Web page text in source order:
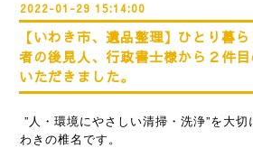
2022-01-29 15:14:00
【いわき市、遺品整理】ひとり暮
者の後見人、行政書士様から２件
いただきました。
”人・環境にやさしい清掃・洗浄”を大
わきの椎名です。